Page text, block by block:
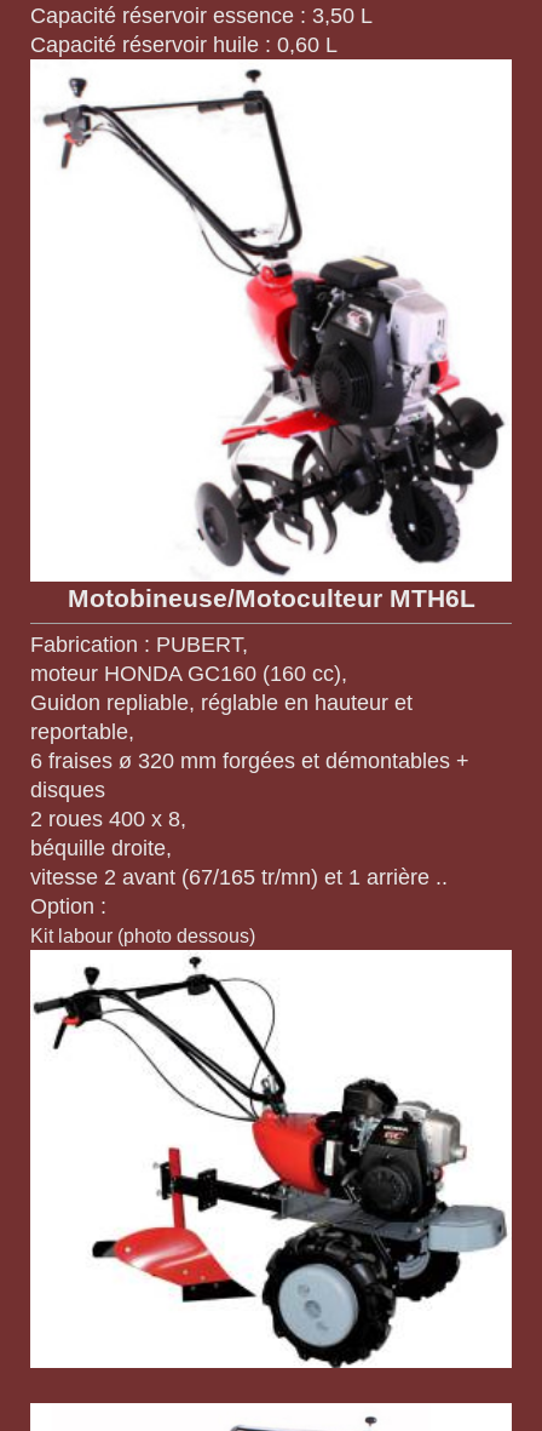
Capacité réservoir essence : 3,50 L
Capacité réservoir huile : 0,60 L
Motobineuse/Motoculteur MTH6L
Fabrication : PUBERT,
moteur HONDA GC160 (160 cc),
Guidon repliable, réglable en hauteur et
reportable,
6 fraises ø 320 mm forgées et démontables +
disques
2 roues 400 x 8,
béquille droite,
vitesse 2 avant (67/165 tr/mn) et 1 arrière ..
Option :
Kit labour (photo dessous)